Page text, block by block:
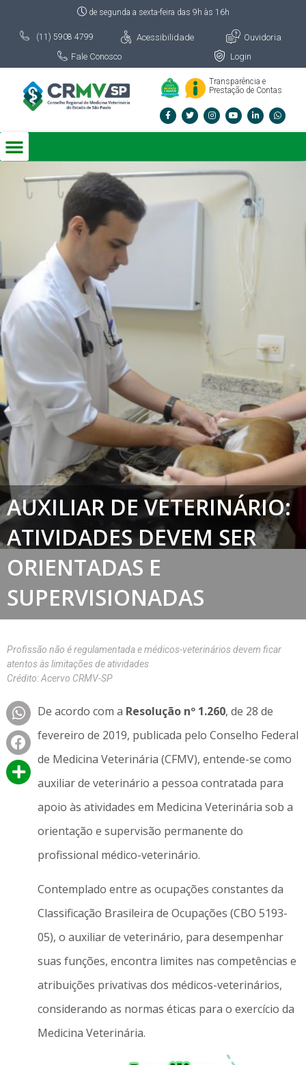
de segunda a sexta-feira das 9h às 16h
(11) 5908 4799 Acessibilidade
Ouvidoria
Fale Conosco
Login
Transparência e
Prestação de Contas
AUXILIAR DE VETERINÁRIO:
ATIVIDADES DEVEM SER
ORIENTADAS E
SUPERVISIONADAS
Profissão não é regulamentada e médicos-veterinários devem ficar
atentos às limitações de atividades
Crédito: Acervo CRMV-SP
De acordo com a Resolução nº 1.260, de 28 de
fevereiro de 2019, publicada pelo Conselho Federal
de Medicina Veterinária (CFMV), entende-se como
auxiliar de veterinário a pessoa contratada para
apoio às atividades em Medicina Veterinária sob a
orientação e supervisão permanente do
profissional médico-veterinário.
Contemplado entre as ocupações constantes da
Classificação Brasileira de Ocupações (CBO 5193-
05), o auxiliar de veterinário, para desempenhar
suas funções, encontra limites nas competências e
atribuições privativas dos médicos-veterinários,
considerando as normas éticas para o exercício da
Medicina Veterinária.